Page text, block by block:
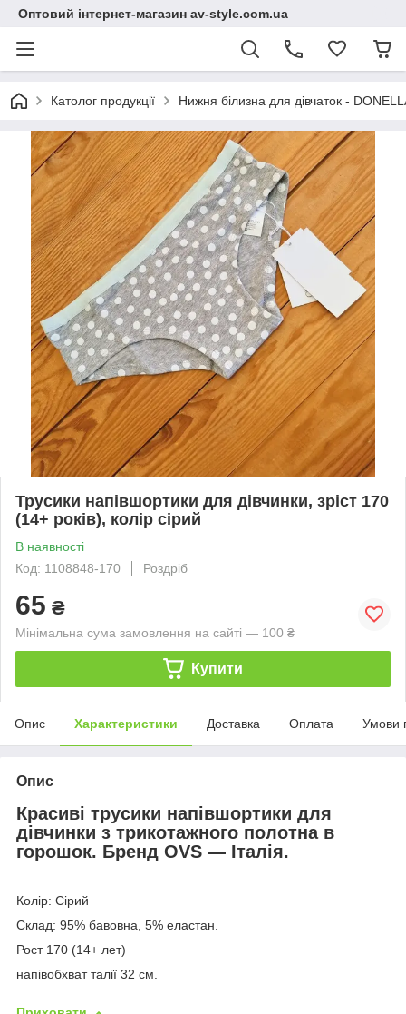
Оптовий інтернет-магазин av-style.com.ua
Католог продукції Нижня білизна для дівчаток -
Трусики напівшортики для дівчинки, зріст 170
(14+ років), колір сірий
В наявності
Код: 1108848-170
Роздріб
65 ₴
Мінімальна сума замовлення на сайті — 100 ₴
Купити
Опис Характеристики Доставка Оплата Умови
Опис
Красиві трусики напівшортики для
дівчинки з трикотажного полотна в
горошок. Бренд OVS — Італія.
Колір: Сірий
Склад: 95% бавовна, 5% еластан.
Рост 170 (14+ лет)
напівобхват талії 32 см.